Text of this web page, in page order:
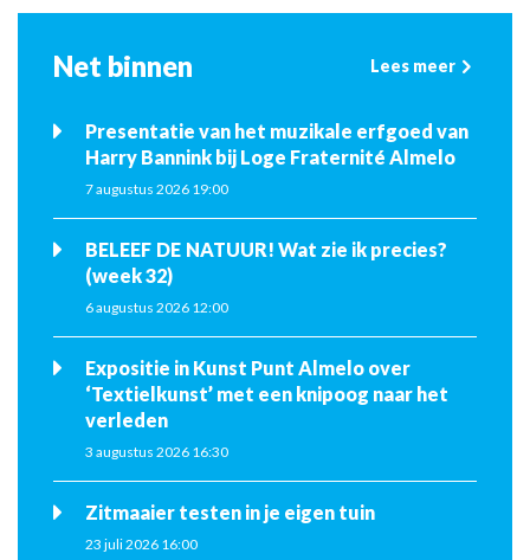
Net binnen Lees meer
Presentatie van het muzikale erfgoed van
Harry Bannink bij Loge Fraternité Almelo
7 augustus 2026 19:00
BELEEF DE NATUUR! Wat zie ik precies?
(week 32)
6 augustus 2026 12:00
Expositie in Kunst Punt Almelo over
‘Textielkunst’ met een knipoog naar het
verleden
3 augustus 2026 16:30
Zitmaaier testen in je eigen tuin
23 juli 2026 16:00